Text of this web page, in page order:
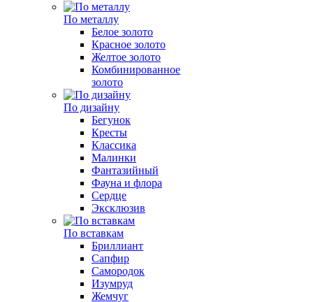
По металлу
Белое золото
Красное золото
Желтое золото
Комбинированное
золото
По дизайну
Бегунок
Кресты
Классика
Малинки
Фантазийный
Фауна и флора
Сердце
Эксклюзив
По вставкам
Бриллиант
Сапфир
Самородок
Изумруд
Жемчуг